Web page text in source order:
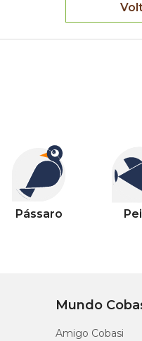
Pássaro
Mundo
Amigo Cobasi